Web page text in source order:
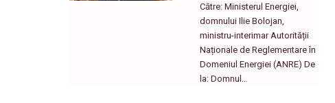
Către: Ministerul Energiei,
domnului Ilie Bolojan,
ministru-interimar Autorității
Naționale de Reglementare în
Domeniul Energiei (ANRE) De
la: Domnul…